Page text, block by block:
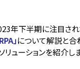
年下半期に注目さ
」について解説と合
ューションを紹介しま